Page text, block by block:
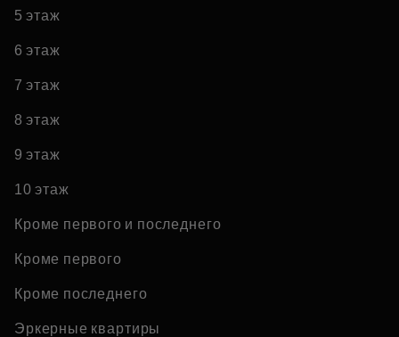
5 этаж
6 этаж
7 этаж
8 этаж
9 этаж
10 этаж
Кроме первого и последнего
Кроме первого
Кроме последнего
Эркерные квартиры